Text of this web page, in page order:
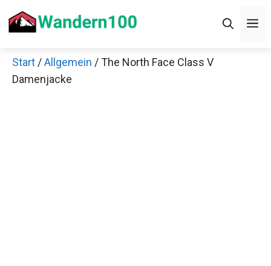
Inhalt
Start /Allgemein / The North Face Class V
Damenjacke